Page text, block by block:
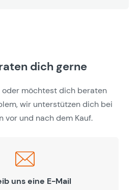
dich gerne
oder möchtest dich beraten
wir unterstützen dich bei
vor und nach dem Kauf.
uns eine E-Mail